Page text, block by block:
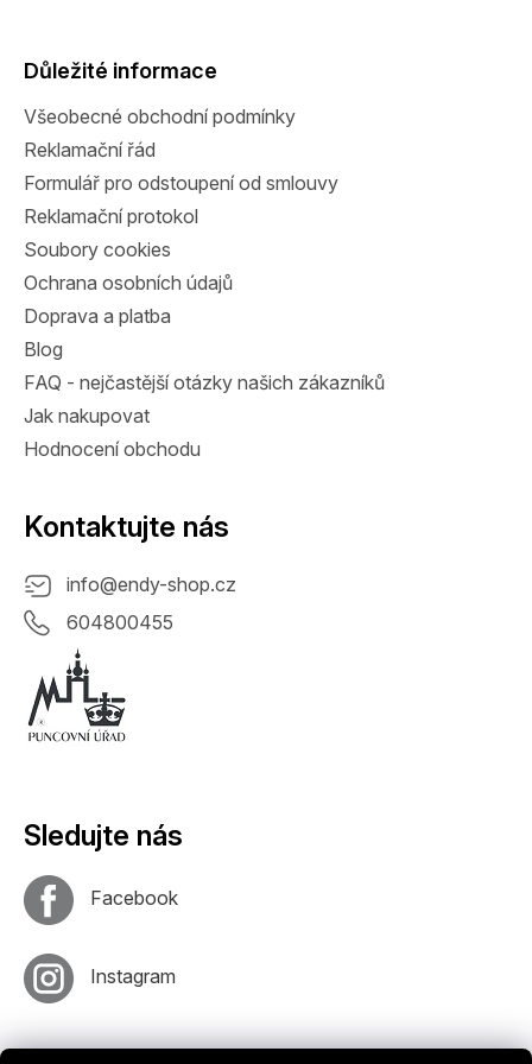
Důležité informace
Všeobecné obchodní podmínky
Reklamační řád
Formulář pro odstoupení od smlouvy
Reklamační protokol
Soubory cookies
Ochrana osobních údajů
Doprava a platba
Blog
FAQ - nejčastější otázky našich zákazníků
Jak nakupovat
Hodnocení obchodu
Kontaktujte nás
info@endy-shop.cz
604800455
Sledujte nás
Facebook
Instagram